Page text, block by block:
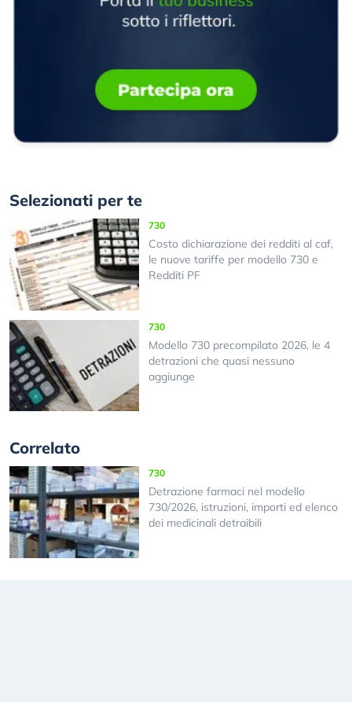
Selezionati per te
730
Costo dichiarazione dei redditi al caf,
le nuove tariffe per modello 730 e
Redditi PF
730
Modello 730 precompilato 2026, le 4
detrazioni che quasi nessuno
aggiunge
Correlato
730
Detrazione farmaci nel modello
730/2026, istruzioni, importi ed elenco
dei medicinali detraibili